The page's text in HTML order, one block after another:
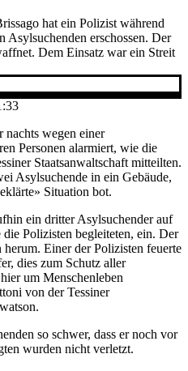
hat ein Polizist während
Asylsuchenden erschossen. Der
Dem Einsatz war ein Streit
wegen einer
Personen alarmiert, wie die
Staatsanwaltschaft mitteilten.
Asylsuchende in ein Gebäude,
Situation bot.
ein dritter Asylsuchender auf
Polizisten begleiteten, ein. Der
Einer der Polizisten feuerte
dies zum Schutz aller
um Menschenleben
von der Tessiner
so schwer, dass er noch vor
wurden nicht verletzt.